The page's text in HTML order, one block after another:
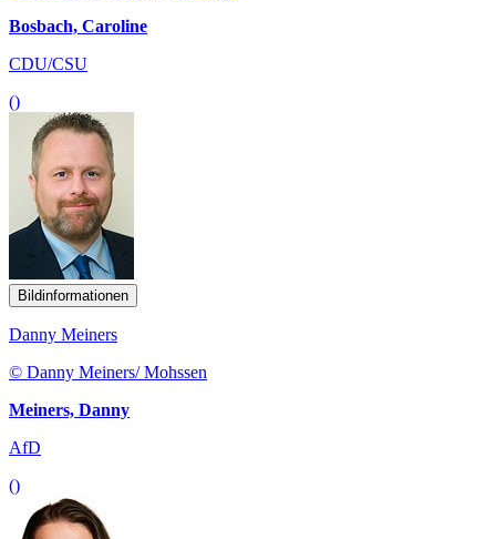
Bosbach, Caroline
CDU/CSU
()
Bildinformationen
Danny Meiners
© Danny Meiners/ Mohssen
Meiners, Danny
AfD
()